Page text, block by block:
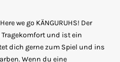
we go KÄNGURUHS! Der
und ist ein
dich gerne zum Spiel und ins
Wenn du eine